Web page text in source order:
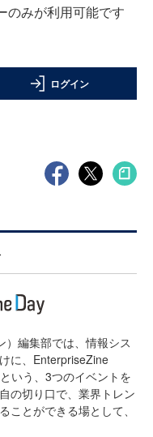
のみが利用可能です
ログイン
編集部では、情報シス
に、EnterpriseZine
いう、3つのイベントを
の切り口で、業界トレン
ことができる場として、